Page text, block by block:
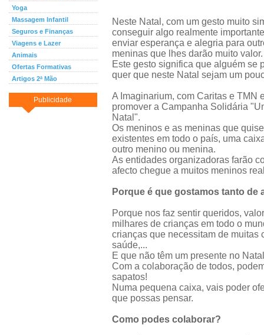
Yoga
Massagem Infantil
Seguros e Finanças
Viagens e Lazer
Animais
Ofertas Formativas
Artigos 2ª Mão
Publicidade
Neste Natal, com um gesto muito
conseguir algo realmente
enviar esperança e alegria para
meninas que lhes darão muito valor.
Este gesto significa que alguém se
quer que neste Natal sejam um
A Imaginarium, com Caritas e TMN
promover a Campanha Solidária
Natal".
Os meninos e as meninas que
existentes em todo o país, uma
outro menino ou menina.
As entidades organizadoras farão
afecto chegue a muitos meninos
Porque é que gostamos tanto de
Porque nos faz sentir queridos,
milhares de crianças em todo o
crianças que necessitam de muitas
saúde,...
E que não têm um presente no
Com a colaboração de todos,
sapatos!
Numa pequena caixa, vais poder
que possas pensar.
Como podes colaborar?